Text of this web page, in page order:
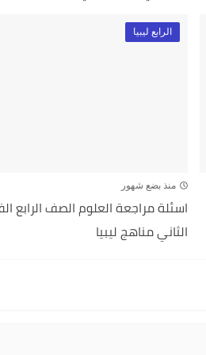
الرابع ليبيا
منذ بضع شهور
اسئلة مراجعة العلوم الصف الرابع
الثاني مناهج ليبيا